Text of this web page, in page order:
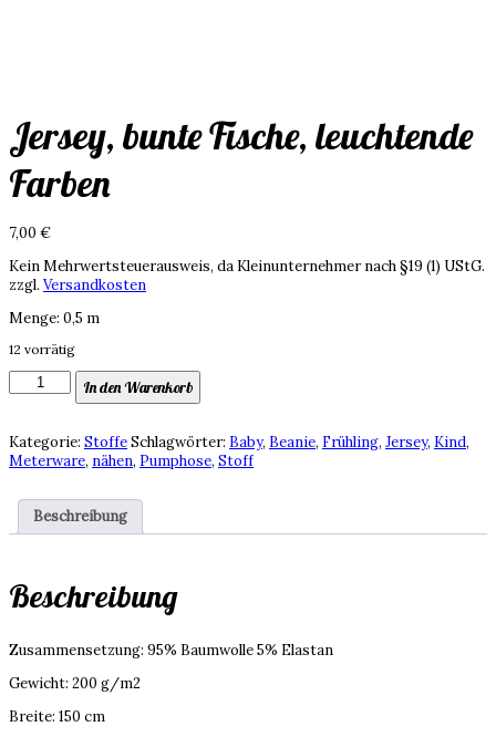
Jersey, bunte Fische, leuchtende
Farben
7,00 €
Kein Mehrwertsteuerausweis, da Kleinunternehmer nach §19 (1) UStG.
zzgl. Versandkosten
Menge: 0,5 m
12 vorrätig
Jersey,
bunte
leuchtende
Farben
Menge
In den Warenkorb
Kategorie: StoffeSchlagwörter: Baby, Beanie, Frühling, Jersey, Kind,
Meterware, nähen, Pumphose, Stoff
Beschreibung
Beschreibung
Zusammensetzung: 95% Baumwolle 5% Elastan
Gewicht: 200 g/m2
Breite: 150 cm